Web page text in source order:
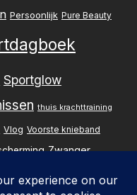
Persoonlijk Pure Beauty
Sportglow
thuis krachttraining
Vlog Voorste knieband
Zwanger